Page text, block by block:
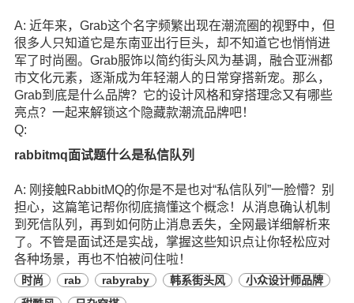
A: 近年来，Grab这个名字频繁出现在潮流圈的视野中，但
很多人只知道它是东南亚出行巨头，却不知道它也悄悄进
军了时尚圈。Grab服饰以简约街头风为基调，融合亚洲都
市文化元素，逐渐成为年轻潮人的日常穿搭新宠。那么，
Grab到底是什么品牌？它的设计风格和穿搭理念又有哪些
亮点？一起来解锁这个隐藏款潮流品牌吧！
Q:
rabbitmq面试题什么是私信队列
A: 刚接触RabbitMQ的你是不是也对“私信队列”一脸懵？别
担心，这篇笔记帮你彻底搞懂这个概念！从消息确认机制
到死信队列，再到如何防止消息丢失，全网最详细解析来
了。不管是面试还是实战，掌握这些知识点让你轻松应对
各种场景，再也不怕被问住啦！
时尚 rab rabyraby 韩系街头风
小众设计师品牌